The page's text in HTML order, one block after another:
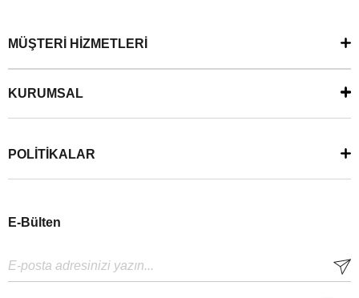
MÜŞTERİ HİZMETLERİ
KURUMSAL
POLİTİKALAR
E-Bülten